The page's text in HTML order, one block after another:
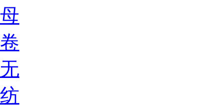
母
卷
无
纺